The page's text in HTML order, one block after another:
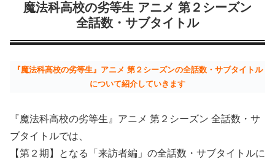
魔法科高校の劣等生 アニメ 第２シーズン
全話数・サブタイトル
『魔法科高校の劣等生』アニメ 第２シーズンの全話数・サブタイトル
について紹介していきます
『魔法科高校の劣等生』アニメ 第２シーズン 全話数・サ
ブタイトルでは、
【第２期】となる「来訪者編」の全話数・サブタイトルに